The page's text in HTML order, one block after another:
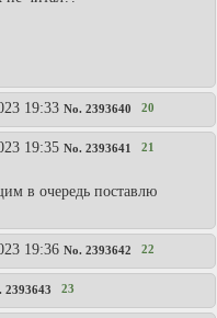
19:33 No. 2393640 20
19:35 No. 2393641 21
в очередь поставлю
19:36 No. 2393642 22
2393643 23